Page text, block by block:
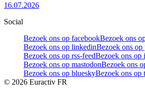
16.07.2026
Social
Bezoek ons op facebookBezoek ons
Bezoek ons op linkedinBezoek ons op
Bezoek ons op rss-feedBezoek ons op
Bezoek ons op mastodonBezoek ons
Bezoek ons op blueskyBezoek ons op
© 2026 Euractiv FR